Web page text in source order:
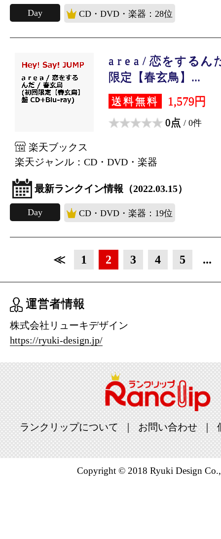
Day CD・DVD・楽器：28位
a r e a / 恋をするん
限定【春玄鳥】...
送料無料 1,579円
0点 / 0件
楽天ブックス
楽天ジャンル：CD・DVD・楽器
最新ランクイン情報（2022.03.15）
Day CD・DVD・楽器：19位
≪ 1 2 3 4 5 ...
運営者情報
株式会社リューキデザイン
https://ryuki-design.jp/
ランクリップについて お問い合わせ
Copyright © 2018 Ryuki Design